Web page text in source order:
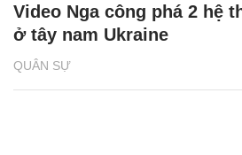
QUÂN SỰ
Video Nga công phá 2 hệ
ở tây nam Ukraine